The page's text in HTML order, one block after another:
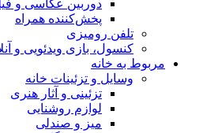
دوربین عکاسی و فیلم‌برداری
پخش‌کننده همراه
تلفن رومیزی
کنسول، بازی‌ ویدئویی و آنلاین
به خانه
وسایل و تزئینات خانه
تزئینی و آثار هنری
لوازم روشنایی
میز و صندلی